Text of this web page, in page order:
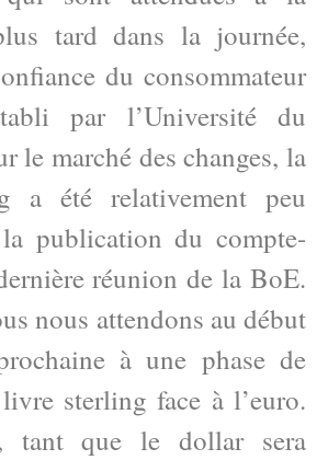
tard dans la journée,
du consommateur
par l’Université du
le marché des changes, la
a été relativement peu
publication du compte-
réunion de la BoE.
nous attendons au début
à une phase de
sterling face à l’euro.
tant que le dollar sera